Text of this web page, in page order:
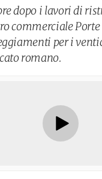
dopo i lavori di
commerciale
per i
romano.